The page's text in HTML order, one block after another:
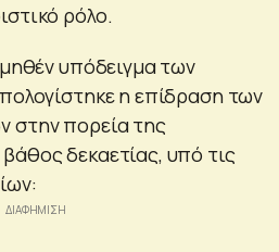
ρόλο.
υπόδειγμα των
η επίδραση των
στην πορεία της
δεκαετίας, υπό τις